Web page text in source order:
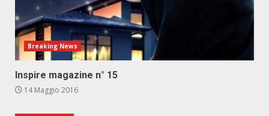
Breaking News
Inspire magazine n° 15
14 Maggio 2016